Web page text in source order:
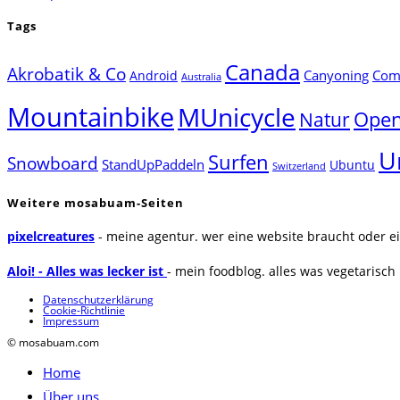
Tags
Akrobatik & Co Android Australia Canada Canyoning
MountainbikeMUnicycle Natur
Snowboard StandUpPaddeln Surfen Switzerland Ubuntu
Weitere mosabuam-Seiten
pixelcreatures - meine agentur. wer eine website braucht oder
Aloi! - Alles was lecker ist - mein foodblog. alles was
Datenschutzerklärung
Cookie-Richtlinie
Impressum
© mosabuam.com
Home
Über uns